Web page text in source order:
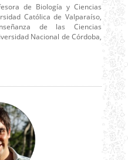
de Biología y Ciencias
Católica de Valparaíso,
de las Ciencias
Nacional de Córdoba,